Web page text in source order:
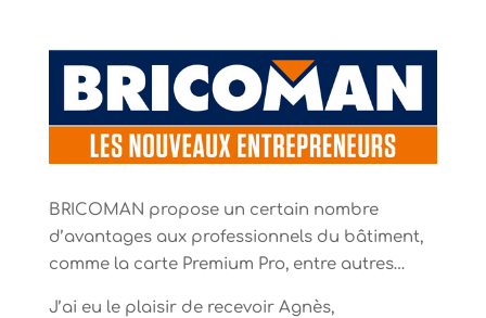
BRICOMAN propose un certain nombre
d’avantages aux professionnels du bâtiment,
comme la carte Premium Pro, entre autres…
J’ai eu le plaisir de recevoir Agnès,